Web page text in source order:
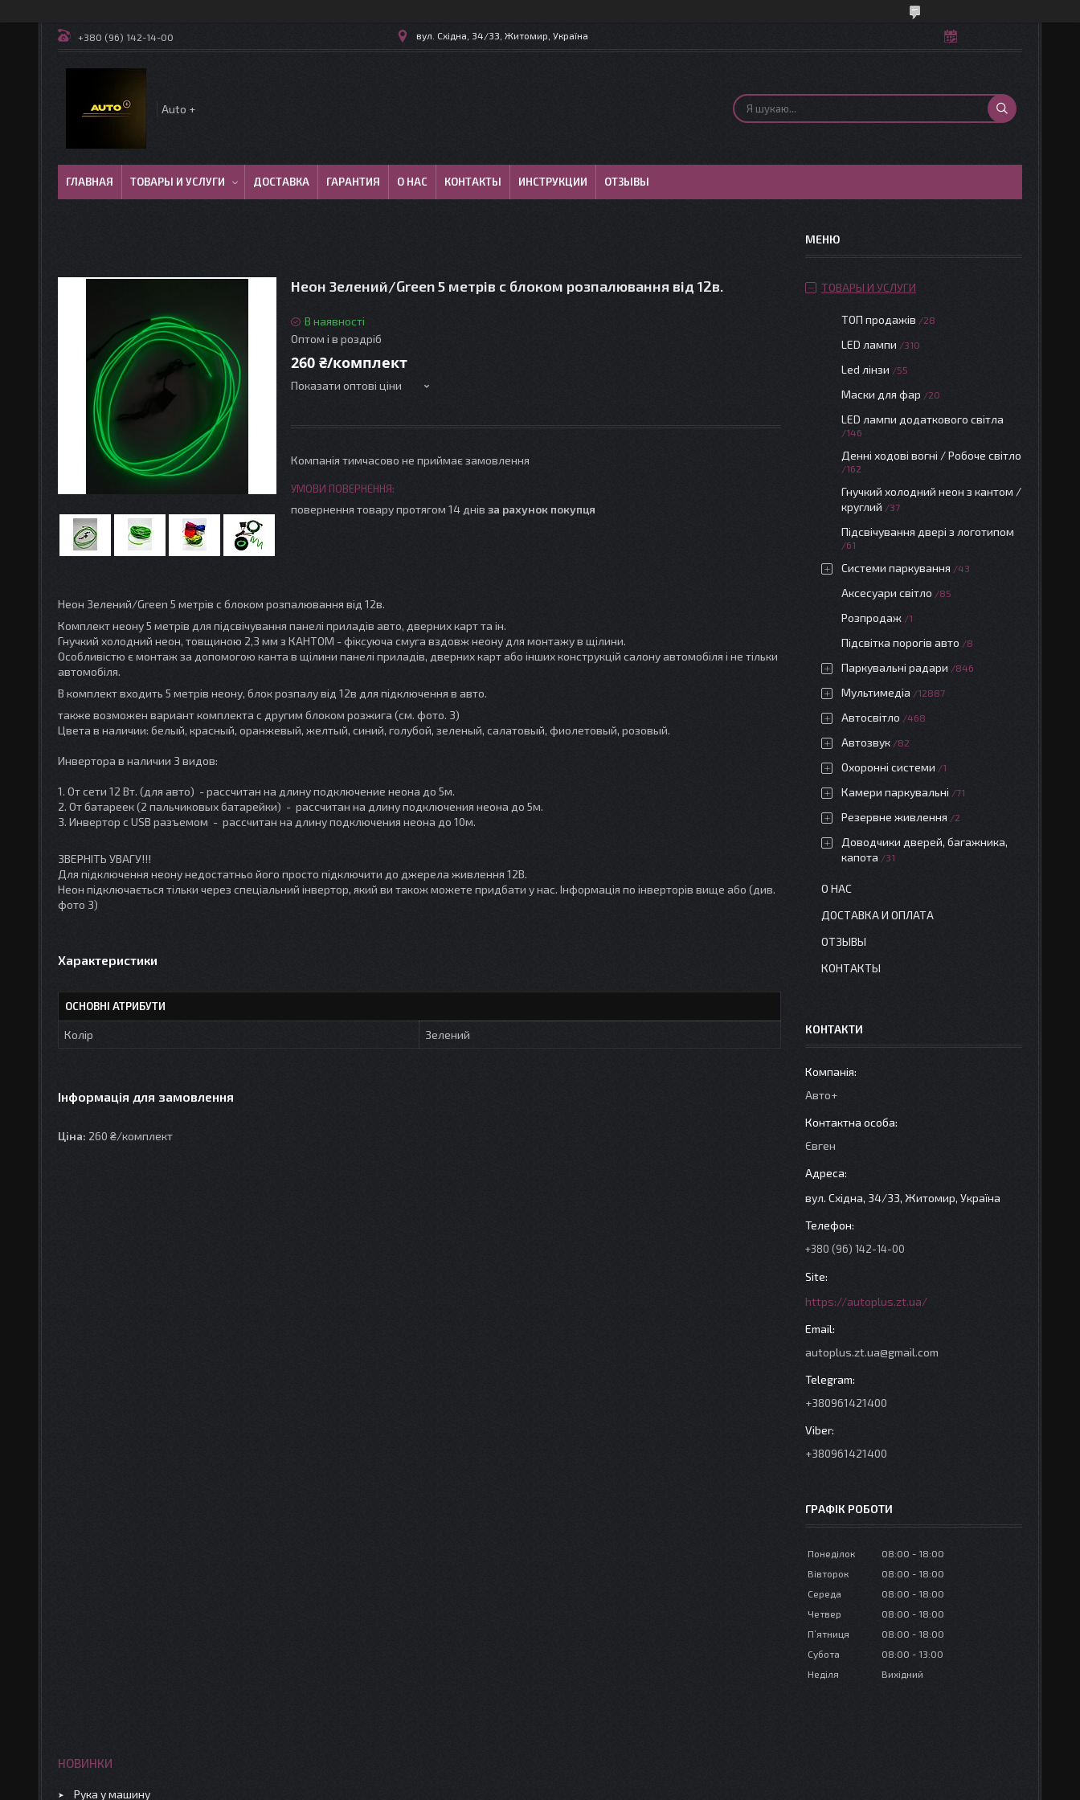
+380 (96) 142-14-00 вул. Східна, 34/33, Житомир, Україна
Auto +
ГЛАВНАЯ ТОВАРЫ И УСЛУГИ ДОСТАВКА ГАРАНТИЯ О НАС КОНТАКТЫ ИНСТРУКЦИИ ОТЗЫВЫ
Неон Зелений/Green 5 метрів c блоком розпалювання від 12в.
В наявності
Оптом і в роздріб
260 ₴/комплект
Показати оптові ціни
Компанія тимчасово не приймає замовлення
повернення товару протягом 14 днів за рахунок покупця
Неон Зелений/Green 5 метрів c блоком розпалювання від 12в.
Комплект неону 5 метрів для підсвічування панелі приладів авто, дверних карт та ін.
Гнучкий холодний неон, товщиною 2,3 мм з КАНТОМ - фіксуюча смуга вздовж неону для монтажу в щілини.
Особливістю є монтаж за допомогою канта в щілини панелі приладів, дверних карт або інших конструкцій салону автомобіля і не тільки
автомобіля.
В комплект входить 5 метрів неону, блок розпалу від 12в для підключення в авто.
также возможен вариант комплекта с другим блоком розжига (см. фото. 3)
Цвета в наличии: белый, красный, оранжевый, желтый, синий, голубой, зеленый, салатовый, фиолетовый, розовый.
Инвертора в наличии 3 видов:
1. От сети 12 Вт. (для авто) - рассчитан на длину подключение неона до 5м.
2. От батареек (2 пальчиковых батарейки) - рассчитан на длину подключения неона до 5м.
3. Инвертор с USB разъемом - рассчитан на длину подключения неона до 10м.
ЗВЕРНІТЬ УВАГУ!!!
Для підключення неону недостатньо його просто підключити до джерела живлення 12В.
Неон підключається тільки через спеціальний інвертор, який ви також можете придбати у нас. Інформація по інверторів вище або (див.
фото 3)
Характеристики
ОСНОВНІ АТРИБУТИ
Колір Зелений
Інформація для замовлення
Ціна: 260 ₴/комплект
ТОВАРЫ И УСЛУГИ
ТОП продажів 28
LED лампи 310
Led лінзи 55
Маски для фар 20
LED лампи додаткового світла
146
Денні ходові вогні / Робоче світло
162
Гнучкий холодний неон з кантом /
круглий
37
Підсвічування двері з логотипом
61
Системи паркування 43
Аксесуари світло 85
Розпродаж 1
Підсвітка порогів авто 8
Паркувальні радари 846
Мультимедіа 12887
Автосвітло 468
Автозвук 82
Охоронні системи 1
Камери паркувальні 71
Резервне живлення 2
Доводчики дверей, багажника,
капота
31
О НАС
ДОСТАВКА И ОПЛАТА
ОТЗЫВЫ
КОНТАКТЫ
КОНТАКТИ
Авто+
Євген
вул. Східна, 34/33, Житомир, Україна
+380 (96) 142-14-00
https://autoplus.zt.ua/
autoplus.zt.ua@gmail.com
+380961421400
+380961421400
ГРАФІК РОБОТИ
Понеділок 08:00
18:00
Вівторок
08:00
18:00
Середа
08:00
18:00
Четвер
08:00
18:00
Пʼятниця
08:00
18:00
Субота
08:00
13:00
Неділя
Вихідний
НОВИНКИ
Рука у машину